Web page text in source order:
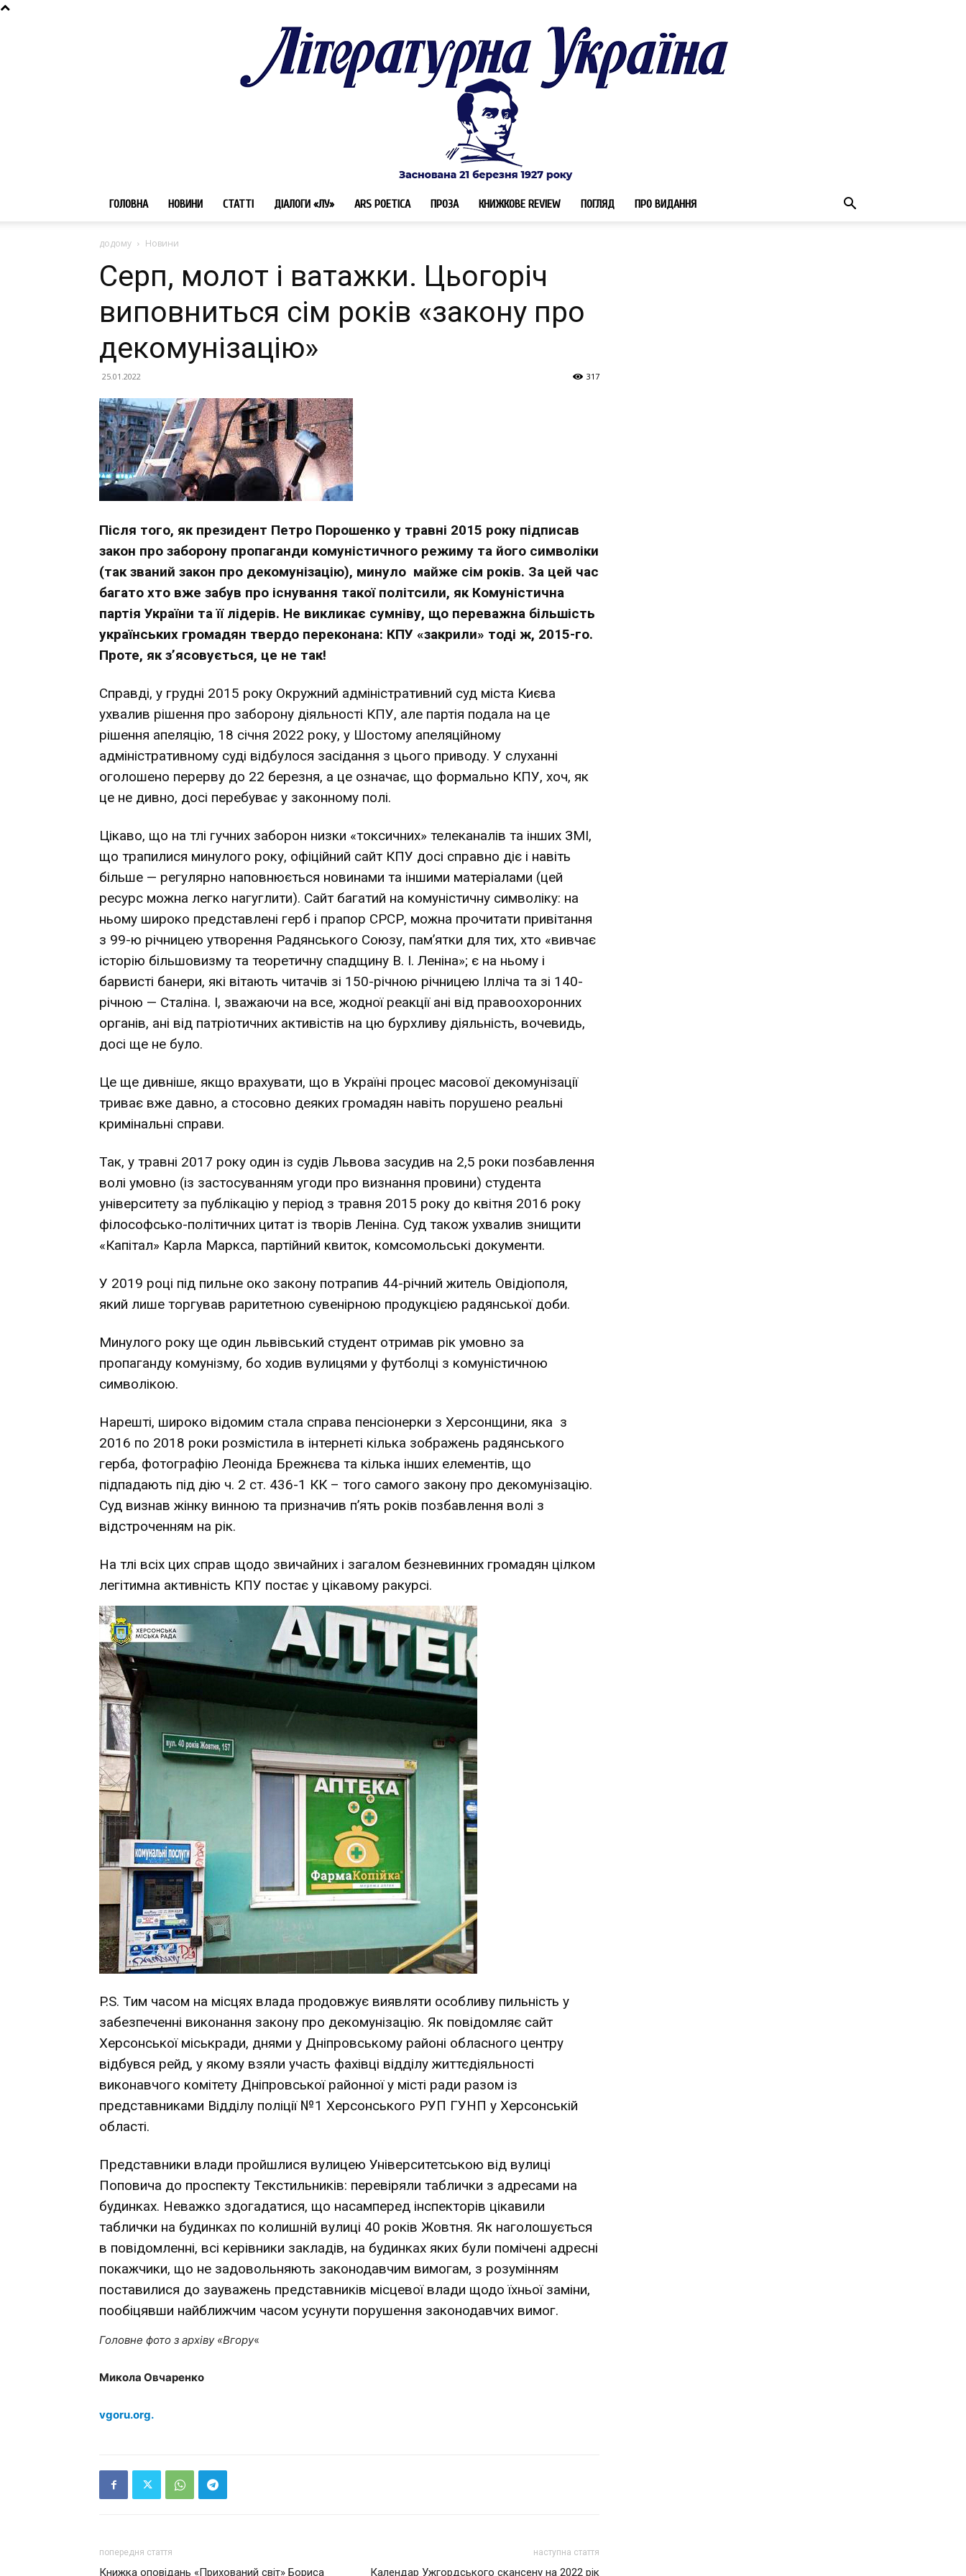
Україна
ГОЛОВНА НОВИНИ СТАТТІ ДІАЛОГИ «ЛУ» ARS POETICA ПРОЗА КНИЖКОВЕ REVIEW ПОГЛЯД ПРО ВИДАННЯ
додому Новини
Серп, молот і ватажки. Цьогоріч
виповниться сім років «закону про
декомунізацію»
25.01.2022 317
Після того, як президент Петро Порошенко у травні 2015 року підписав
закон про заборону пропаганди комуністичного режиму та його символіки
(так званий закон про декомунізацію), минуло майже сім років. За цей час
багато хто вже забув про існування такої політсили, як Комуністична
партія України та її лідерів. Не викликає сумніву, що переважна більшість
українських громадян твердо переконана: КПУ «закрили» тоді ж, 2015-го.
Проте, як з’ясовується, це не так!
Справді, у грудні 2015 року Окружний адміністративний суд міста Києва
ухвалив рішення про заборону діяльності КПУ, але партія подала на це
рішення апеляцію, 18 січня 2022 року, у Шостому апеляційному
адміністративному суді відбулося засідання з цього приводу. У слуханні
оголошено перерву до 22 березня, а це означає, що формально КПУ, хоч, як
це не дивно, досі перебуває у законному полі.
Цікаво, що на тлі гучних заборон низки «токсичних» телеканалів та інших ЗМІ,
що трапилися минулого року, офіційний сайт КПУ досі справно діє і навіть
більше — регулярно наповнюється новинами та іншими матеріалами (цей
ресурс можна легко нагуглити). Сайт багатий на комуністичну символіку: на
ньому широко представлені герб і прапор СРСР, можна прочитати привітання
з 99-ю річницею утворення Радянського Союзу, пам’ятки для тих, хто «вивчає
історію більшовизму та теоретичну спадщину В. І. Леніна»; є на ньому і
барвисті банери, які вітають читачів зі 150-річною річницею Ілліча та зі 140-
річною — Сталіна. І, зважаючи на все, жодної реакції ані від правоохоронних
органів, ані від патріотичних активістів на цю бурхливу діяльність, вочевидь,
досі ще не було.
Це ще дивніше, якщо врахувати, що в Україні процес масової декомунізації
триває вже давно, а стосовно деяких громадян навіть порушено реальні
кримінальні справи.
Так, у травні 2017 року один із судів Львова засудив на 2,5 роки позбавлення
волі умовно (із застосуванням угоди про визнання провини) студента
університету за публікацію у період з травня 2015 року до квітня 2016 року
філософсько-політичних цитат із творів Леніна. Суд також ухвалив знищити
«Капітал» Карла Маркса, партійний квиток, комсомольські документи.
У 2019 році під пильне око закону потрапив 44-річний житель Овідіополя,
який лише торгував раритетною сувенірною продукцією радянської доби.
Минулого року ще один львівський студент отримав рік умовно за
пропаганду комунізму, бо ходив вулицями у футболці з комуністичною
символікою.
Нарешті, широко відомим стала справа пенсіонерки з Херсонщини, яка з
2016 по 2018 роки розмістила в інтернеті кілька зображень радянського
герба, фотографію Леоніда Брежнєва та кілька інших елементів, що
підпадають під дію ч. 2 ст. 436-1 КК – того самого закону про декомунізацію.
Суд визнав жінку винною та призначив п’ять років позбавлення волі з
відстроченням на рік.
На тлі всіх цих справ щодо звичайних і загалом безневинних громадян цілком
легітимна активність КПУ постає у цікавому ракурсі.
P.S. Тим часом на місцях влада продовжує виявляти особливу пильність у
забезпеченні виконання закону про декомунізацію. Як повідомляє сайт
Херсонської міськради, днями у Дніпровському районі обласного центру
відбувся рейд, у якому взяли участь фахівці відділу життєдіяльності
виконавчого комітету Дніпровської районної у місті ради разом із
представниками Відділу поліції №1 Херсонського РУП ГУНП у Херсонській
області.
Представники влади пройшлися вулицею Університетською від вулиці
Поповича до проспекту Текстильників: перевіряли таблички з адресами на
будинках. Неважко здогадатися, що насамперед інспекторів цікавили
таблички на будинках по колишній вулиці 40 років Жовтня. Як наголошується
в повідомленні, всі керівники закладів, на будинках яких були помічені адресні
покажчики, що не задовольняють законодавчим вимогам, з розумінням
поставилися до зауважень представників місцевої влади щодо їхньої заміни,
пообіцявши найближчим часом усунути порушення законодавчих вимог.
Головне фото з архіву «Вгору«
Микола Овчаренко
vgoru.org.
попередня стаття
Книжка оповідань «Прихований світ» Бориса
наступна стаття
Календар Ужгордського скансену на 2022 рік